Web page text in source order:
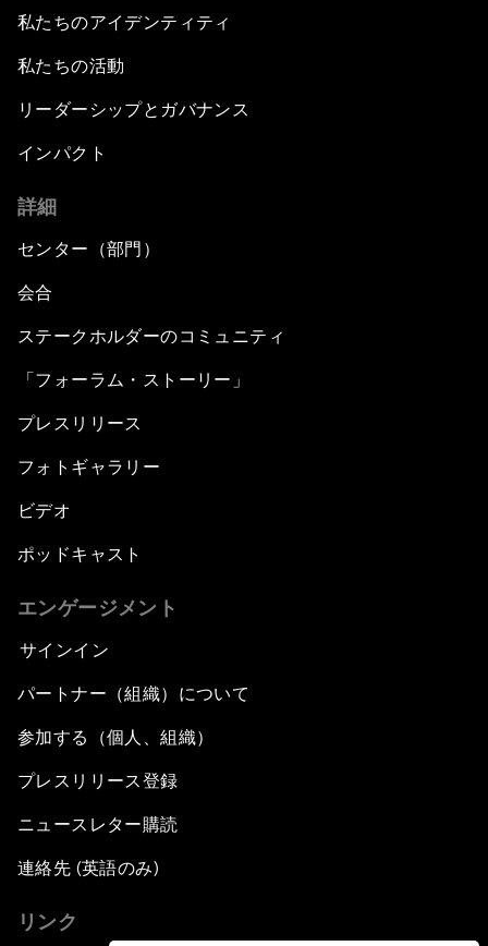
私たちのアイデンティティ
私たちの活動
リーダーシップとガバナンス
インパクト
詳細
センター（部門）
会合
ステークホルダーのコミュニティ
「フォーラム・ストーリー」
プレスリリース
フォトギャラリー
ビデオ
ポッドキャスト
エンゲージメント
サインイン
パートナー（組織）について
参加する（個人、組織）
プレスリリース登録
ニュースレター購読
連絡先 (英語のみ)
リンク